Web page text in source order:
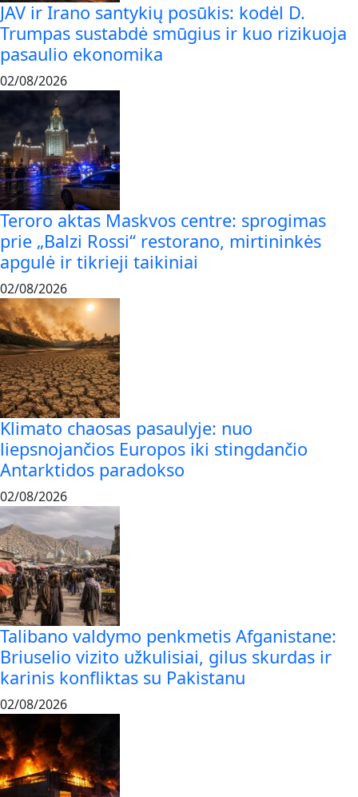
JAV ir Irano santykių posūkis: kodėl D.
Trumpas sustabdė smūgius ir kuo rizikuoja
pasaulio ekonomika
02/08/2026
Teroro aktas Maskvos centre: sprogimas
prie „Balzi Rossi“ restorano, mirtininkės
apgulė ir tikrieji taikiniai
02/08/2026
Klimato chaosas pasaulyje: nuo
liepsnojančios Europos iki stingdančio
Antarktidos paradokso
02/08/2026
Talibano valdymo penkmetis Afganistane:
Briuselio vizito užkulisiai, gilus skurdas ir
karinis konfliktas su Pakistanu
02/08/2026